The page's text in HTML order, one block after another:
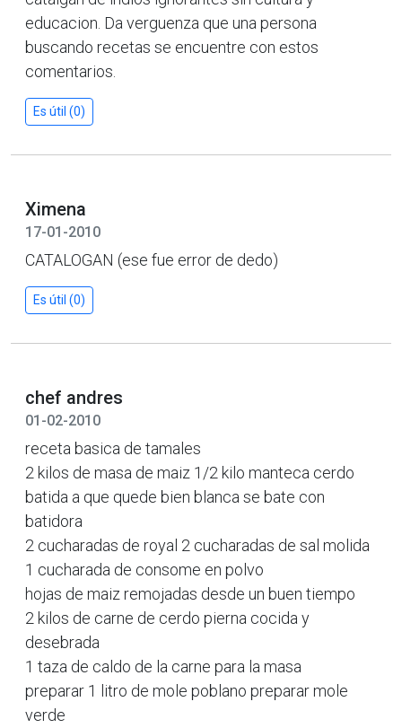
educacion. Da verguenza que una persona
buscando recetas se encuentre con estos
comentarios.
Es útil (0)
Ximena
17-01-2010
CATALOGAN (ese fue error de dedo)
Es útil (0)
chef andres
01-02-2010
receta basica de tamales
2 kilos de masa de maiz 1/2 kilo manteca cerdo
batida a que quede bien blanca se bate con
batidora
2 cucharadas de royal 2 cucharadas de sal molida
1 cucharada de consome en polvo
hojas de maiz remojadas desde un buen tiempo
2 kilos de carne de cerdo pierna cocida y
desebrada
1 taza de caldo de la carne para la masa
preparar 1 litro de mole poblano preparar mole
verde